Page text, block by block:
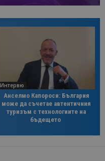
Интервю
Анселмо Капороси: България
може да съчетае автентичния
туризъм с технологиите на
бъдещето